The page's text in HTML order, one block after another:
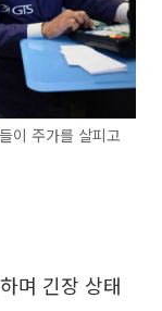
이 주가를 살피고
며 긴장 상태